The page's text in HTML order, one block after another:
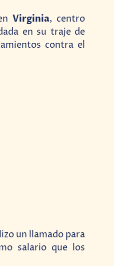
Virginia, centro
en su traje de
contra el
un llamado para
salario que los